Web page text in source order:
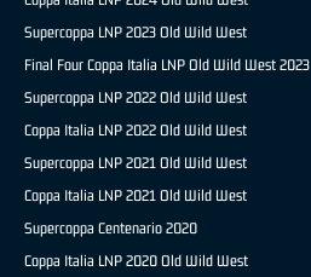
Supercoppa LNP 2023 Old Wild West
Final Four Coppa Italia LNP Old Wild West 2023
Supercoppa LNP 2022 Old Wild West
Coppa Italia LNP 2022 Old Wild West
Supercoppa LNP 2021 Old Wild West
Coppa Italia LNP 2021 Old Wild West
Supercoppa Centenario 2020
Coppa Italia LNP 2020 Old Wild West